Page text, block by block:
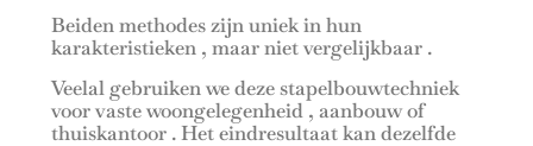
Beiden methodes zijn uniek in hun
karakteristieken , maar niet vergelijkbaar .
Veelal gebruiken we deze stapelbouwtechniek
voor vaste woongelegenheid , aanbouw of
thuiskantoor . Het eindresultaat kan dezelfde